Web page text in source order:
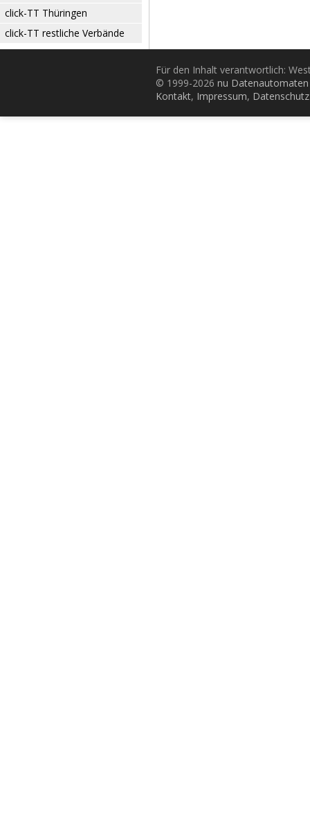
click-TT Thüringen
click-TT restliche Verbände
Für den Inhalt verantwortlich:
© 1999-2026 nu
Kontakt, Impressum, Datenschutz